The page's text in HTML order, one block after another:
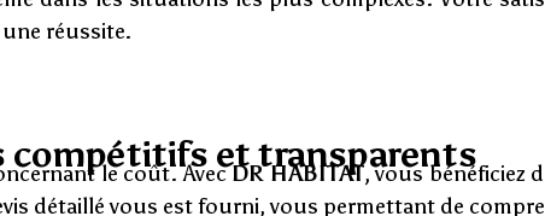
réussite.
compétitifs et transparents
le coût. AvecDR HABITAT, vous bénéficiez
détaillé vous est fourni, vous permettant de